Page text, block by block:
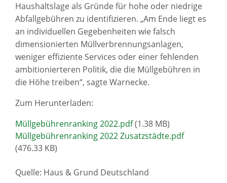
Haushaltslage als Gründe für hohe oder niedrige
Abfallgebühren zu identifizieren. „Am Ende liegt es
an individuellen Gegebenheiten wie falsch
dimensionierten Müllverbrennungsanlagen,
weniger effiziente Services oder einer fehlenden
ambitionierteren Politik, die die Müllgebühren in
die Höhe treiben“, sagte Warnecke.
Zum Herunterladen:
Müllgebührenranking 2022.pdf(1.38 MB)
Müllgebührenranking 2022 Zusatzstädte.pdf
(476.33 KB)
Quelle: Haus & Grund Deutschland